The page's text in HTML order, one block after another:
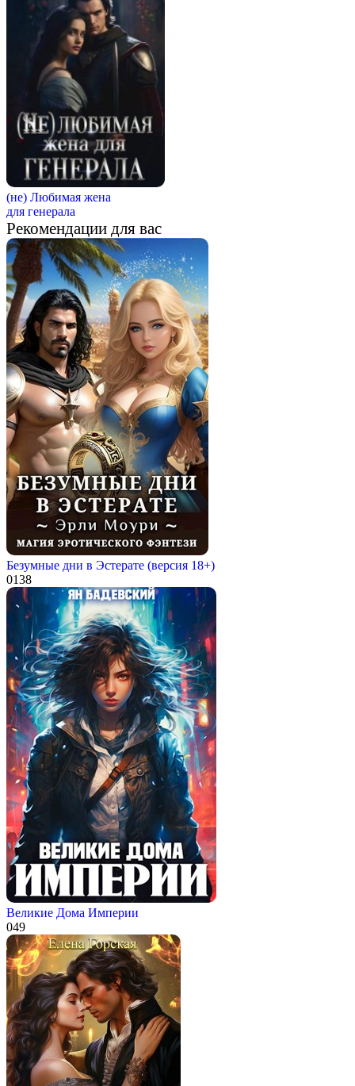
(не) Любимая жена
для генерала
Рекомендации для вас
Безумные дни в Эстерате (версия 18+)
0138
Великие Дома Империи
049